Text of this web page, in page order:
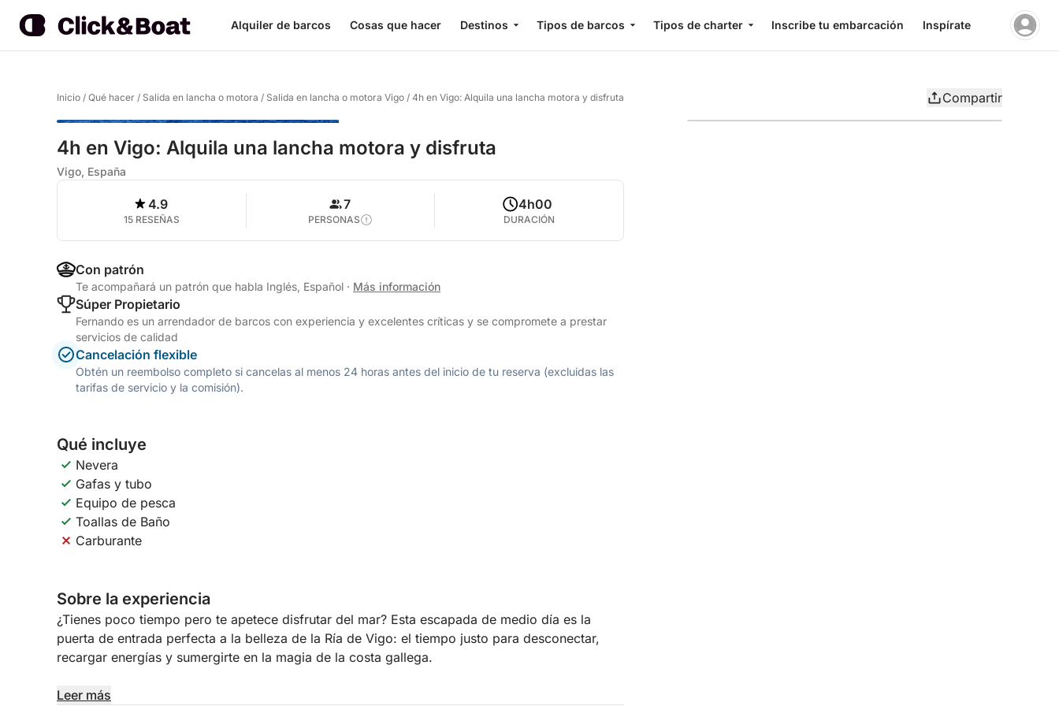
Alquiler de barcos Cosas que hacer Destinos Tipos de barcos Tipos de charter Inscribe tu embarcación Inspírate
Inicio / Qué hacer / Salida en lancha o motora / Salida en lancha o motora Vigo / 4h en Vigo: Alquila una lancha motora y disfruta Compartir
4h en Vigo: Alquila una lancha motora y disfruta
Vigo, España
4.9
15 RESEÑAS
7
PERSONAS
4h00
DURACIÓN
Con patrón
Te acompañará un patrón que habla Inglés, Español · Más información
Súper Propietario
Fernando es un arrendador de barcos con experiencia y excelentes críticas y se compromete a prestar
servicios de calidad
Cancelación flexible
Obtén un reembolso completo si cancelas al menos 24 horas antes del inicio de tu reserva (excluidas las
tarifas de servicio y la comisión).
Qué incluye
Nevera
Gafas y tubo
Equipo de pesca
Toallas de Baño
Carburante
Sobre la experiencia
¿Tienes poco tiempo pero te apetece disfrutar del mar? Esta escapada de medio día es la
puerta de entrada perfecta a la belleza de la Ría de Vigo: el tiempo justo para desconectar,
recargar energías y sumergirte en la magia de la costa gallega.
Sube a bordo y deja atrás la ciudad mientras navegas por aguas tranquilas, con vistas
Leer más